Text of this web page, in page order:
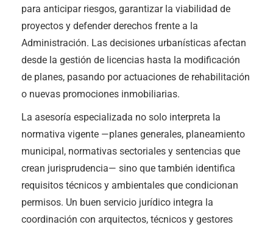
para anticipar riesgos, garantizar la viabilidad de
proyectos y defender derechos frente a la
Administración. Las decisiones urbanísticas afectan
desde la gestión de licencias hasta la modificación
de planes, pasando por actuaciones de rehabilitación
o nuevas promociones inmobiliarias.
La asesoría especializada no solo interpreta la
normativa vigente —planes generales, planeamiento
municipal, normativas sectoriales y sentencias que
crean jurisprudencia— sino que también identifica
requisitos técnicos y ambientales que condicionan
permisos. Un buen servicio jurídico integra la
coordinación con arquitectos, técnicos y gestores